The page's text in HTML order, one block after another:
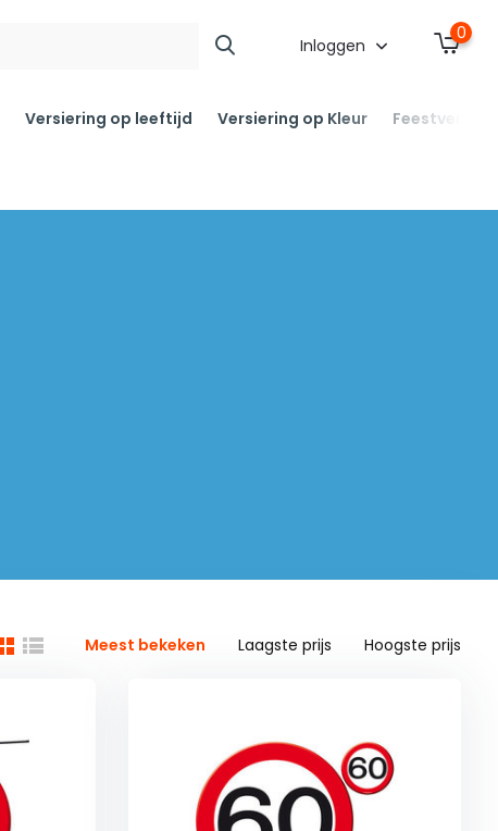
Inloggen
0
Versiering op leeftijd Versiering op Kleur
Meest bekeken Laagste prijs Hoogste prijs